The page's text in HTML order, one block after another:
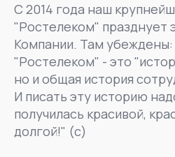
С 2014 года наш
"Ростелеком" празднует
Компании. Там
"Ростелеком" - это
но и общая история
И писать эту историю
получилась красивой,
долгой!" (с)